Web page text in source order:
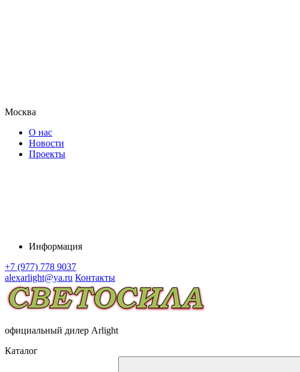
Москва
О нас
Новости
Проекты
Информация
+7 (977) 778 9037
alexarlight@ya.ru Контакты
официальный дилер Arlight
Каталог